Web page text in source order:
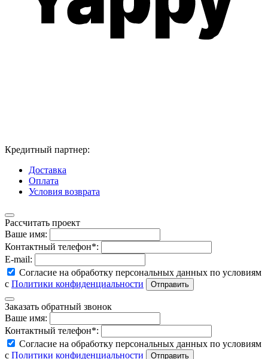
Кредитный партнер:
Доставка
Оплата
Условия возврата
Рассчитать проект
Ваше имя:
Контактный телефон*:
E-mail:
Согласие на обработку персональных данных по условиям
с Политики конфиденциальности
Заказать обратный звонок
Ваше имя:
Контактный телефон*:
Согласие на обработку персональных данных по условиям
с Политики конфиденциальности